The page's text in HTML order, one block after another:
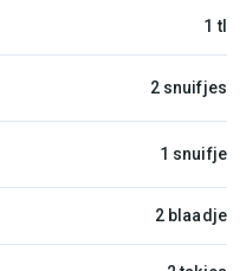
1 tl
2 snuifjes
1 snuifje
2 blaadje